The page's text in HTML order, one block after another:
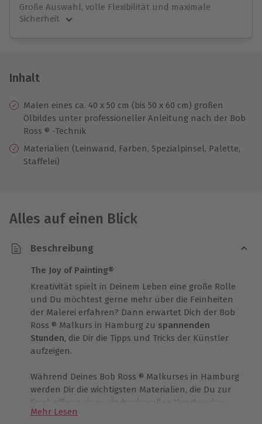
Große Auswahl, volle Flexibilität und maximale
Sicherheit
Jeder Gutschein für alle Erlebnisse einlösbar.
10 Jahre gültig & verlängerbar.
Inhalt
Malen eines ca. 40 x 50 cm (bis 50 x 60 cm) großen
Ölbildes unter professioneller Anleitung nach der Bob
Ross ® -Technik
Materialien (Leinwand, Farben, Spezialpinsel, Palette,
Staffelei)
Alles auf einen Blick
Beschreibung
The Joy of Painting®
Kreativität spielt in Deinem Leben eine große Rolle
und Du möchtest gerne mehr über die Feinheiten
der Malerei erfahren? Dann erwartet Dich der Bob
Ross ® Malkurs in Hamburg zu spannenden
Stunden, die Dir die Tipps und Tricks der Künstler
aufzeigen.
Während Deines Bob Ross ® Malkurses in Hamburg
werden Dir die wichtigsten Materialien, die Du zur
Erschaffung eines
eindrucksvollen Kunstwerkes
benötigst, bereitgestellt. Dazu gehören nicht nur
Mehr Lesen